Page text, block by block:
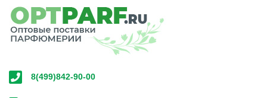
8(499)842-90-00